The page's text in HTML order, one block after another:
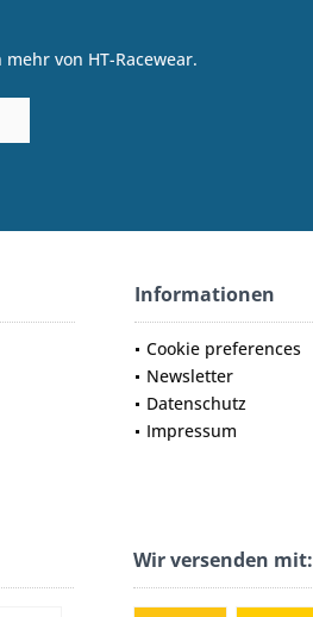
von HT-Racewear.
Informationen
Cookie preferences
Newsletter
Datenschutz
Impressum
Wir versenden mit: